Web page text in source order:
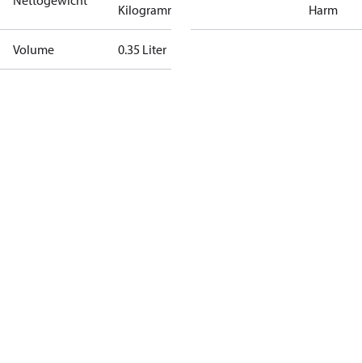
Kilogramm
Volume 0.35 Liter
Harm